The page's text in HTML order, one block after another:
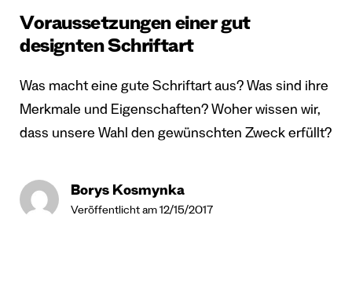
Voraussetzungen einer gut
designten Schriftart
Was macht eine gute Schriftart aus? Was sind ihre
Merkmale und Eigenschaften? Woher wissen wir,
dass unsere Wahl den gewünschten Zweck erfüllt?
Borys Kosmynka
Veröffentlicht am 12/15/2017